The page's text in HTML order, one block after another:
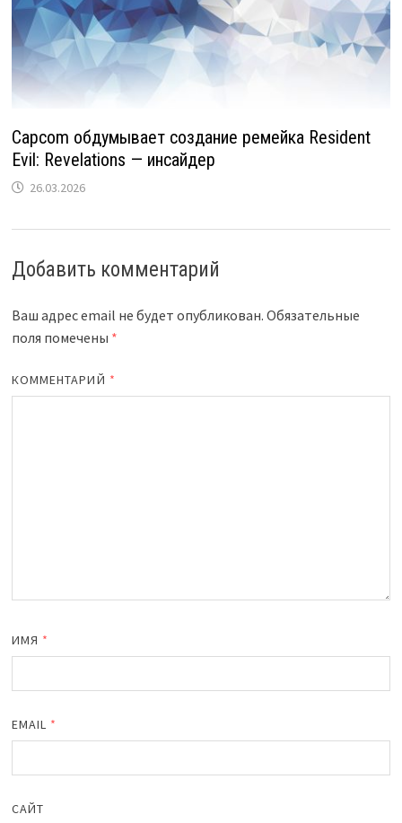
Capcom обдумывает создание ремейка Resident
Evil: Revelations — инсайдер
26.03.2026
Добавить комментарий
Ваш адрес email не будет опубликован. Обязательные
поля помечены *
КОММЕНТАРИЙ *
ИМЯ *
EMAIL *
САЙТ